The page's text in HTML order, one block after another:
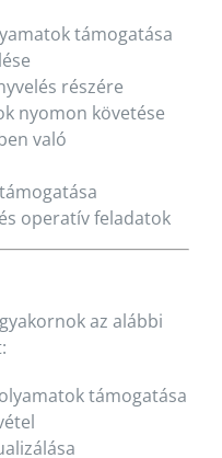
támogatása
részére
nyomon követése
való
operatív feladatok
az alábbi
támogatása